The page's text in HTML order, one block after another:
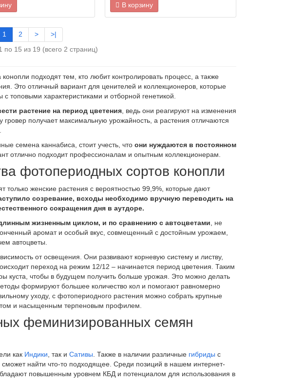
В корзину
1 2 >
>|
по 15 из 19 (всего 2 страниц)
подходят тем, кто любит контролировать процесс, а также
Это отличный вариант для ценителей и коллекционеров, которые
с топовыми характеристиками и отборной генетикой.
растение на период цветения, ведь они реагируют на изменения
гровер получает максимальную урожайность, а растения отличаются
семена каннабиса, стоит учесть, что они нуждаются в постоянном
отлично подходит профессионалам и опытным коллекционерам.
фотопериодных сортов конопли
женские растения с вероятностью 99,9%, которые дают
созревание, всходы необходимо вручную переводить на
сокращения дня в аутдоре.
жизненным циклом, и по сравнению с автоцветами, не
аромат и особый вкус, совмещенный с достойным урожаем,
автоцветы.
от освещения. Они развивают корневую систему и листву,
переход на режим 12/12 – начинается период цветения. Таким
куста, чтобы в будущем получить больше урожая. Это можно делать
формируют большее количество кол и помогают равномерно
уходу, с фотопериодного растения можно собрать крупные
и насыщенным терпеновым профилем.
феминизированных семян
как Индики, так и Сативы. Также в наличии различные гибриды с
найти что-то подходящее. Среди позиций в нашем интернет-
повышенным уровнем КБД и потенциалом для использования в